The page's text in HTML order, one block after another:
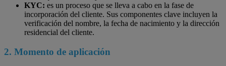
KYC: es un proceso que se lleva a cabo en la fase de
incorporación del cliente. Sus componentes clave incluyen la
verificación del nombre, la fecha de nacimiento y la dirección
residencial del cliente.
2. Momento de aplicación